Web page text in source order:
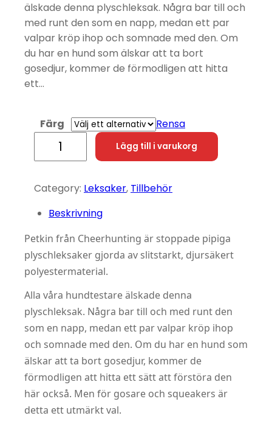
älskade denna plyschleksak. Några bar till och
med runt den som en napp, medan ett par
valpar kröp ihop och somnade med den. Om
du har en hund som älskar att ta bort
gosedjur, kommer de förmodligen att hitta
ett…
Färg
Rensa
Petkin – Chips Dog Toy mängd
Lägg till i varukorg
Category: Leksaker, Tillbehör
Beskrivning
Petkin från Cheerhunting är stoppade pipiga
plyschleksaker gjorda av slitstarkt, djursäkert
polyestermaterial.
Alla våra hundtestare älskade denna
plyschleksak. Några bar till och med runt den
som en napp, medan ett par valpar kröp ihop
och somnade med den. Om du har en hund som
älskar att ta bort gosedjur, kommer de
förmodligen att hitta ett sätt att förstöra den
här också. Men för gosare och squeakers är
detta ett utmärkt val.